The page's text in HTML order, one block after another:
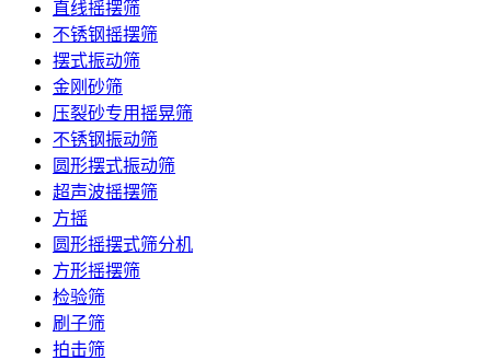
直线摇摆筛
不锈钢摇摆筛
摆式振动筛
金刚砂筛
压裂砂专用摇晃筛
不锈钢振动筛
圆形摆式振动筛
超声波摇摆筛
方摇
圆形摇摆式筛分机
方形摇摆筛
检验筛
刷子筛
拍击筛